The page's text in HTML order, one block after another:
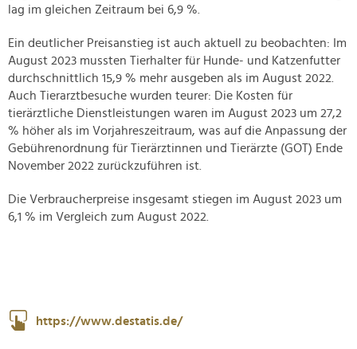
lag im gleichen Zeitraum bei 6,9 %.
Ein deutlicher Preisanstieg ist auch aktuell zu beobachten: Im
August 2023 mussten Tierhalter für Hunde- und Katzenfutter
durchschnittlich 15,9 % mehr ausgeben als im August 2022.
Auch Tierarztbesuche wurden teurer: Die Kosten für
tierärztliche Dienstleistungen waren im August 2023 um 27,2
% höher als im Vorjahreszeitraum, was auf die Anpassung der
Gebührenordnung für Tierärztinnen und Tierärzte (GOT) Ende
November 2022 zurückzuführen ist.
Die Verbraucherpreise insgesamt stiegen im August 2023 um
6,1 % im Vergleich zum August 2022.
https://www.destatis.de/